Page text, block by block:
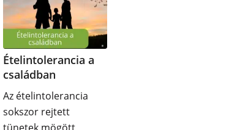
Ételintolerancia a
családban
Az ételintolerancia
sokszor rejtett